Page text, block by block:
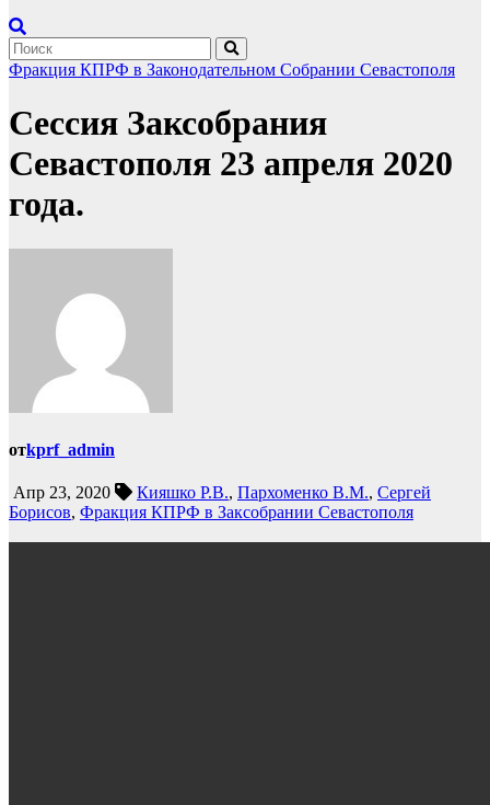
Фракция КПРФ в Законодательном Собрании Севастополя
Сессия Заксобрания
Севастополя 23 апреля 2020
года.
отkprf_admin
Апр 23, 2020 Кияшко Р.В., Пархоменко В.М., Сергей
Борисов, Фракция КПРФ в Заксобрании Севастополя